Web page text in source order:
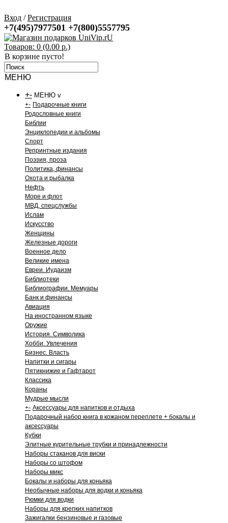
Вход /Регистрация
+7(495)7977501 +7(800)5557795
Товаров: 0 (0.00 р.)
В корзине пусто!
МЕНЮ
+- МЕНЮ v
+- Подарочные книги
Родословные книги
Библии
Энциклопедии и альбомы
Спорт
Репринтные издания
Поэзия, проза
Политика, финансы
Охота и рыбалка
Нефть
Море и флот
МВД, спецслужбы
Ислам
Искусство
Женщины
Железные дороги
Военное дело
Великие имена
Евреи. Иудаизм
Библиотеки
Библиографии. Мемуары
Банк и финансы
Авиация
На иностранном языке
Оружие
История. Символика
Хобби. Увлечения
Бизнес. Власть
Напитки и сигары
Пятикнижие и Гафтарот
Классика
Кораны
Мудрые мысли
+- Аксессуары для напитков и отдыха
Подарочный набор книга в кожаном переплете + бокалы и
аксессуары
Кубки
Элитные курительные трубки и принадлежности
Наборы стаканов для виски
Наборы со штофом
Наборы микс
Бокалы и наборы для коньяка
Необычные наборы для водки и коньяка
Рюмки для водки
Наборы для крепких напитков
Зажигалки бензиновые и газовые